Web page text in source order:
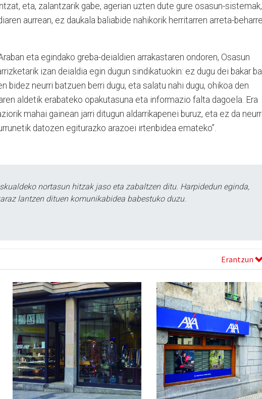
eta, zalantzarik gabe, agerian uzten dute gure osasun-sistemak,
aurrean, ez daukala baliabide nahikorik herritarren arreta-
eta egindako greba-deialdien arrakastaren ondoren, Osasun
izan deialdia egin dugun sindikatuokin: ez dugu dei bakar
bidez neurri batzuen berri dugu, eta salatu nahi dugu, ohikoa den
aldetik erabateko opakutasuna eta informazio falta dagoela. Era
mahai gainean jarri ditugun aldarrikapenei buruz, eta ez da
datozen egiturazko arazoei irtenbidea emateko”.
nortasun hitzak jaso eta zabaltzen ditu. Harpidedun eginda,
lantzen dituen komunikabidea babestuko duzu.
Erantzun